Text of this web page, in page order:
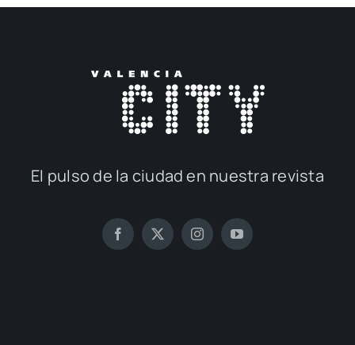
El pul­so de la ciu­dad en nues­tra revis­ta